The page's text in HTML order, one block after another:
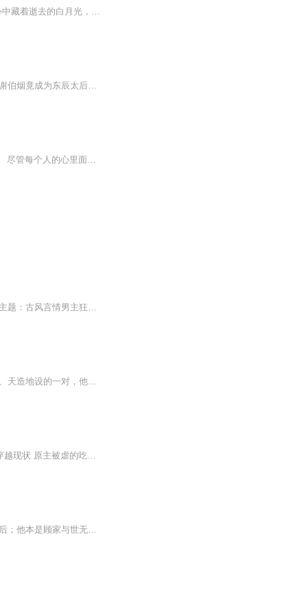
双生妹妹婚前受辱身亡，她褪去戎装，替妹出嫁成为一国之后。福利领取，V：shiql_77暴君心中藏着逝去的白月光，后宫妃嫔多是替身，唯独专宠一人。她与白月光毫无相似之处，人人都料定她必遭厌弃、迟早被废。婚后第二年，帝后决裂 —— 并非皇后被废，而是皇...
免费多播古代言情虐情剧，日更两集，感谢关注订阅哦！作品简介：造化弄人，一代名门贵女谢伯烟竟成为东辰太后，而等待她的却是四面楚歌。家族利益、恩怨情仇、权势威望、她将何去何从？
“孤最后说一遍，退！”满带着冷酷和威严的声音在这深深宫墙之内响起，仿佛透着彻骨的决绝。 尽管每个人的心里面都有些千般不愿，可是终究，他们服从了命令。十万大军，尽数退出。 当皇宫的大门再次被重重关上之时，顾无景只身站在数百御林军面前，却始终...
是喜是悲仅是一念之差。权势情仇是执着还是放下那个冥冥之中的答案，用一生去寻找。节目主题：古风言情男主狂傲不羁但太虐，情到深处心在颤抖。主播介绍:迎新方好喜马A+优质主播声音舒缓/酸菜豆腐优质男频cv/冰心血液声音好听酥骨
内容简介：背弃爱情谋求权贵，如愿以偿后却陷入两难境地，何去何从？豆蔻年华、英姿勃发、天造地设的一对，他们之间却有着怎样的爱恨纠葛？CAST：嘻黛：旁白/谢泊烟等青年阿柒：风晟等司徒知远：顾无景/林大夫STAFF：作者：江灵后期：嘻黛画本：嘻黛特别鸣...
被陛下厌气了两年的纳兰才人重新获宠了 后宫佳丽的瓷器整整碎了一整天 纳兰徽音安然接受穿越现状 原主被虐的吃不饱，穿不暖 可是她穿越而来 性格活泼不做作 偶尔神经大条 偏偏皇帝就喜欢她(不定时更新呦！)
她本是谢氏贵女，却为了保全家族利益放弃感情进宫成为妃子，之后阴差阳错成为了东辰的太后；他本是顾家与世无争的小侯爷，却为了向爱人证明自己，杀出一条血路，一跃成为东辰的摄政王；一边是家族使命，一边是年少情深，他们将如何选择？